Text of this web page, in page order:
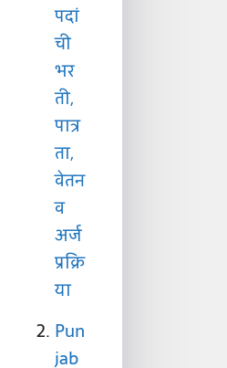
पदां
ची
भर
ती,
पात्र
ता,
वेतन
व
अर्ज
प्रक्रि
या
Pun
jab